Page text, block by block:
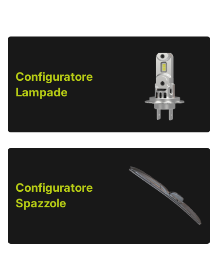
Configuratore
Lampade
Configuratore
Spazzole